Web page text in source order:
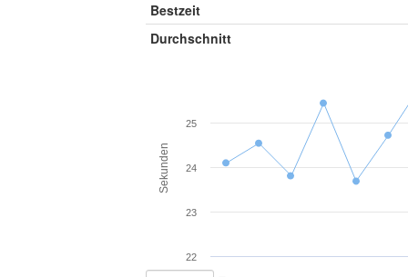
Bestzeit
Durchschnitt
Sekunden
22
23
24
25